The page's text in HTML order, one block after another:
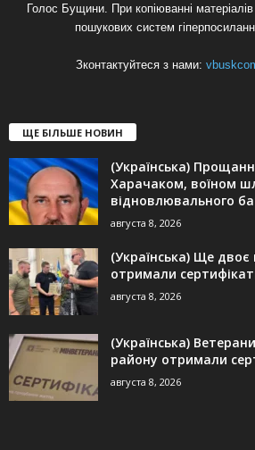
Голос Бущини. При копіюванні
пошукових систем
Зконтактуйтеся з нами:
ЩЕ БІЛЬШЕ НОВИН
(Українська)
Харачаком, воїном
відновлювального
августа 8, 2026
(Українська) Ще двоє
отримали
августа 8, 2026
(Українська)
району отримали
августа 8, 2026